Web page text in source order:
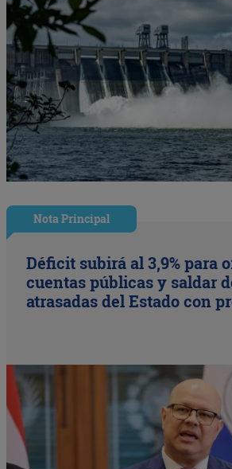
Nota Principal
Déficit subirá al 3,9% para
cuentas públicas y saldar
atrasadas del Estado con